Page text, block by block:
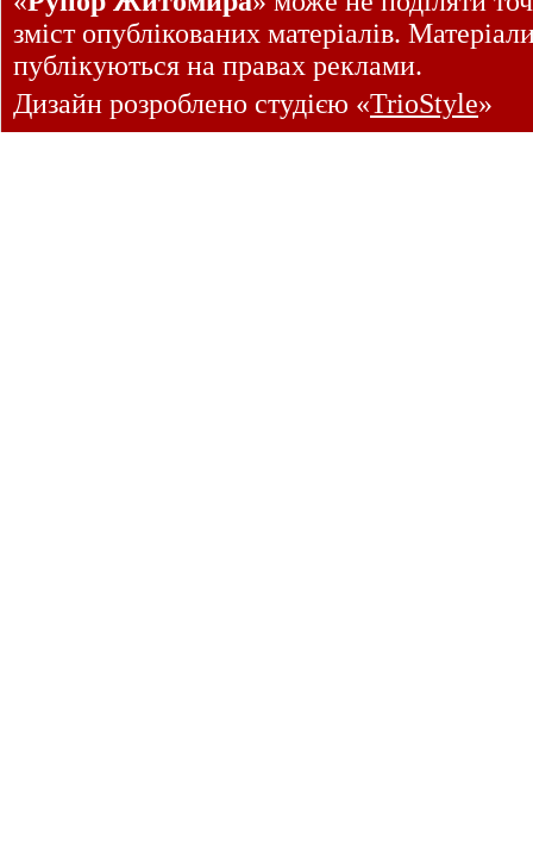
зміст опублікованих матеріалів.
публікуються на правах реклами.
Дизайн розроблено студією «TrioStyle»